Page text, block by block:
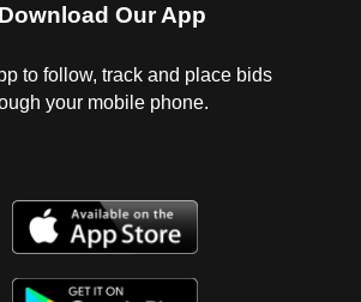
Download Our App
to follow, track and place bids
your mobile phone.